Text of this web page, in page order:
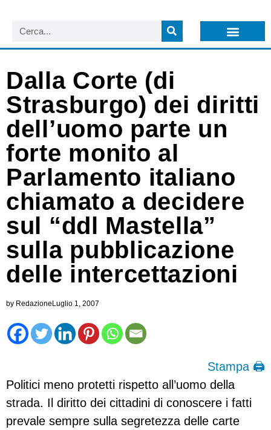
Dalla Corte (di
Strasburgo) dei diritti
dell’uomo parte un
forte monito al
Parlamento italiano
chiamato a decidere
sul “ddl Mastella”
sulla pubblicazione
delle intercettazioni
by Redazione Luglio 1, 2007
Stampa 🖨
Politici meno protetti rispetto all’uomo della
strada. Il diritto dei cittadini di conoscere i fatti
prevale sempre sulla segretezza delle carte